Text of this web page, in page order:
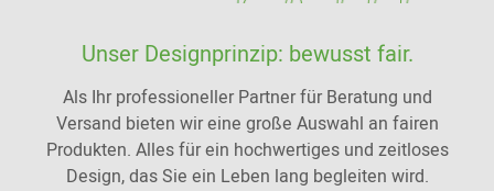
Unser Designprinzip: bewusst fair.
Als Ihr professioneller Partner für Beratung und
Versand bieten wir eine große Auswahl an fairen
Produkten. Alles für ein hochwertiges und zeitloses
Design, das Sie ein Leben lang begleiten wird.